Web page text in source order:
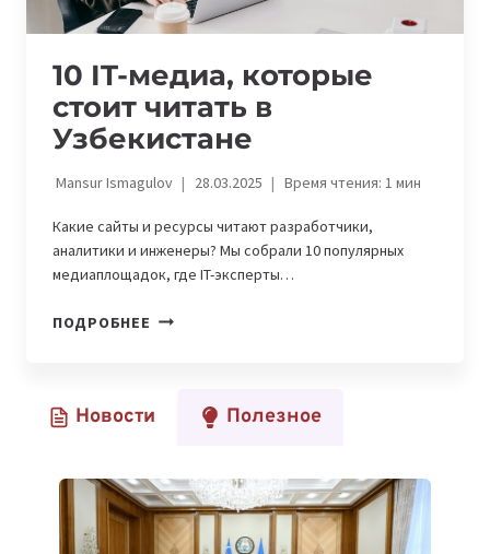
10 IT-медиа, которые
стоит читать в
Узбекистане
Mansur Ismagulov 28.03.2025 Время чтения: 1мин
Какие сайты и ресурсы читают разработчики,
аналитики и инженеры? Мы собрали 10 популярных
медиаплощадок, где IT-эксперты…
ПОДРОБНЕЕ 10
СТОИТ
УЗБЕКИСТАНЕ
Новости Полезное